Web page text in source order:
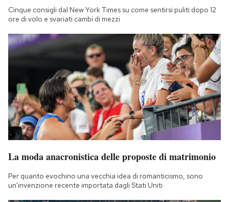
Cinque consigli dal New York Times su come sentirsi puliti dopo 12
ore di volo e svariati cambi di mezzi
La moda anacronistica delle proposte di matrimonio
Per quanto evochino una vecchia idea di romanticismo, sono
un'invenzione recente importata dagli Stati Uniti